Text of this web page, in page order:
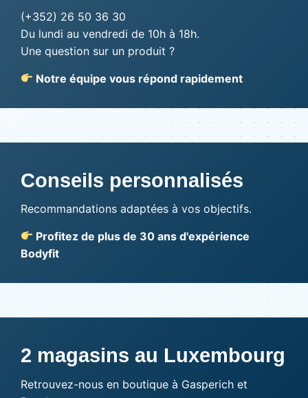
(+352) 26 50 36 30
Du lundi au vendredi de 10h à 18h.
Une question sur un produit ?
Notre équipe vous répond rapidement
Conseils personnalisés
Recommandations adaptées à vos objectifs.
Profitez de plus de 30 ans d'expérience
Bodyfit
2 magasins au Luxembourg
Retrouvez-nous en boutique à Gasperich et